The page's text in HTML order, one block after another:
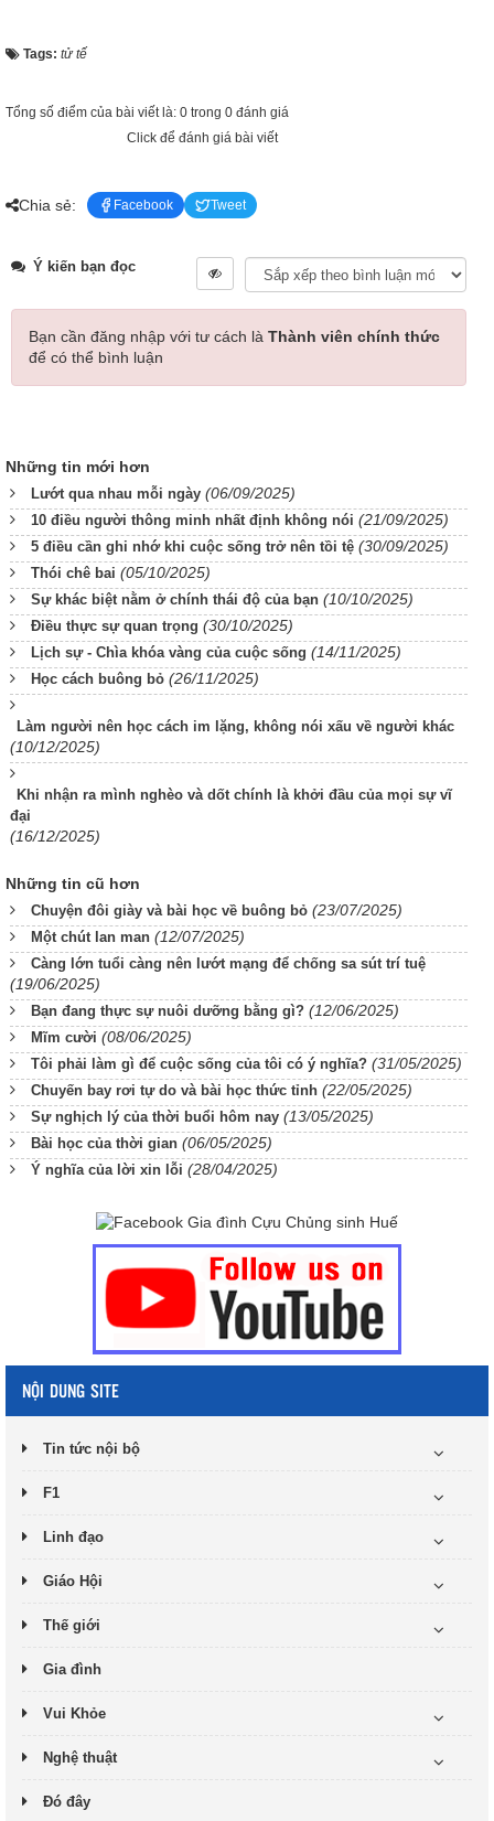
Tags: tử tế
Tổng số điểm của bài viết là: 0 trong 0 đánh giá
Click để đánh giá bài viết
Chia sẻ: Facebook Tweet
Ý kiến bạn đọc
Bạn cần đăng nhập với tư cách là Thành viên chính thức
để có thể bình luận
Những tin mới hơn
Lướt qua nhau mỗi ngày (06/09/2025)
10 điều người thông minh nhất định không nói (21/09/2025)
5 điều cần ghi nhớ khi cuộc sống trở nên tồi tệ (30/09/2025)
Thói chê bai (05/10/2025)
Sự khác biệt nằm ở chính thái độ của bạn (10/10/2025)
Điều thực sự quan trọng (30/10/2025)
Lịch sự - Chìa khóa vàng của cuộc sống (14/11/2025)
Học cách buông bỏ (26/11/2025)
Làm người nên học cách im lặng, không nói xấu về người khác
(10/12/2025)
Khi nhận ra mình nghèo và dốt chính là khởi đầu của mọi sự vĩ
đại
(16/12/2025)
Những tin cũ hơn
Chuyện đôi giày và bài học về buông bỏ (23/07/2025)
Một chút lan man (12/07/2025)
Càng lớn tuổi càng nên lướt mạng để chống sa sút trí tuệ
(19/06/2025)
Bạn đang thực sự nuôi dưỡng bằng gì? (12/06/2025)
Mĩm cười (08/06/2025)
Tôi phải làm gì để cuộc sống của tôi có ý nghĩa? (31/05/2025)
Chuyến bay rơi tự do và bài học thức tỉnh (22/05/2025)
Sự nghịch lý của thời buổi hôm nay (13/05/2025)
Bài học của thời gian (06/05/2025)
Ý nghĩa của lời xin lỗi (28/04/2025)
NỘI DUNG SITE
Tin tức nội bộ
F1
Linh đạo
Giáo Hội
Thế giới
Gia đình
Vui Khỏe
Nghệ thuật
Đó đây